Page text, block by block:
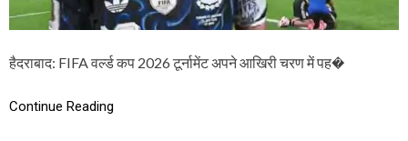
2
0
6
हैदराबाद: FIFA वर्ल्ड कप 2026 टूर्नामेंट अपने आखिरी चरण में पह�
Continue Reading